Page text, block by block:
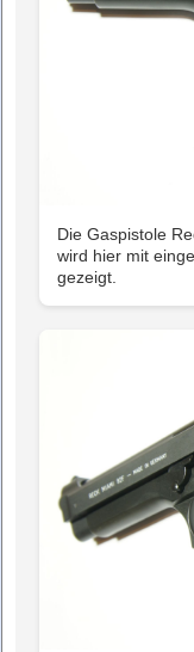
Die Gaspistole
wird hier mit
gezeigt.